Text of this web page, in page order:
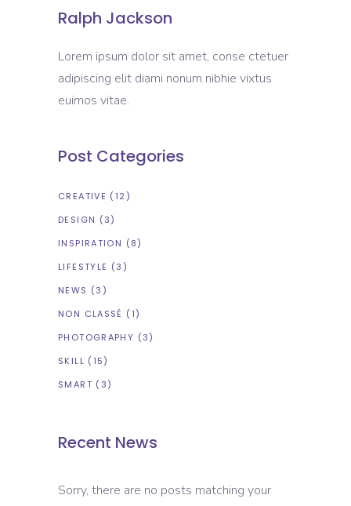
Ralph Jackson
Lorem ipsum dolor sit amet, conse ctetuer
adipiscing elit diami nonum nibhie vixtus
euimos vitae.
Post Categories
CREATIVE (12)
DESIGN (3)
INSPIRATION (8)
LIFESTYLE (3)
NEWS (3)
NON CLASSÉ (1)
PHOTOGRAPHY (3)
SKILL (15)
SMART (3)
Recent News
Sorry, there are no posts matching your